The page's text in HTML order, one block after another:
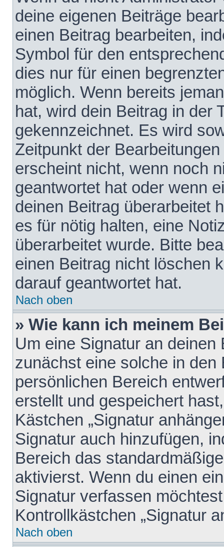
deine eigenen Beiträge
einen Beitrag bearbeiten,
Symbol für den
dies nur für einen
möglich. Wenn bereits
hat, wird dein Beitrag in der
gekennzeichnet. Es wird
Zeitpunkt der
erscheint nicht, wenn noch
geantwortet hat oder wenn
deinen Beitrag überarbeitet
es für nötig halten, eine
überarbeitet wurde. Bitte
einen Beitrag nicht löschen
darauf geantwortet hat.
Nach oben
» Wie kann ich meinem
Um eine Signatur an
zunächst eine solche in den
persönlichen Bereich
erstellt und gespeichert
Kästchen „Signatur
Signatur auch hinzufügen,
Bereich das
aktivierst. Wenn du einen
Signatur verfassen
Kontrollkästchen „Signatur
Nach oben